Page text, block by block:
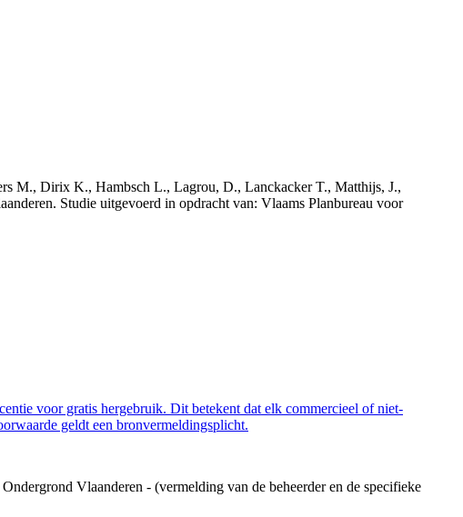
M., Dirix K., Hambsch L., Lagrou, D., Lanckacker T., Matthijs, J.,
Studie uitgevoerd in opdracht van: Vlaams Planbureau voor
voor gratis hergebruik. Dit betekent dat elk commercieel of niet-
geldt een bronvermeldingsplicht.
Vlaanderen - (vermelding van de beheerder en de specifieke